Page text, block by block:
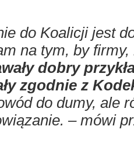
do Koalicji jest
na tym, by
dobry
zgodnie z
do dumy, ale
– mówi